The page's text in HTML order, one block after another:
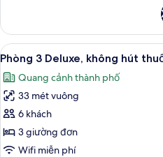
hút
thuốc
(12th-
23th
Floor)
Phòng
Tiêu
chuẩn,
không
hút
thuốc
(12th-
23th
Floor)
Xem
tất
cả
ảnh
Phòng
3
Deluxe,
9
Phòng 3 Deluxe, không hút
Quang cảnh thành phố
33 mét vuông
6 khách
3 giường đơn
Wifi miễn phí